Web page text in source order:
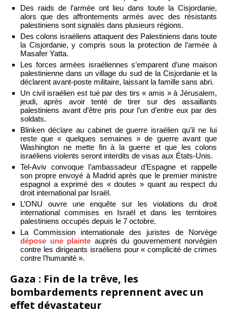
Des raids de l’armée ont lieu dans toute la Cisjordanie,
alors que des affrontements armés avec des résistants
palestiniens sont signalés dans plusieurs régions.
Des colons israéliens attaquent des Palestiniens dans toute
la Cisjordanie, y compris sous la protection de l’armée à
Masafer Yatta.
Les forces armées israéliennes s’emparent d’une maison
palestinienne dans un village du sud de la Cisjordanie et la
déclarent avant-poste militaire, laissant la famille sans abri.
Un civil israélien est tué par des tirs « amis » à Jérusalem,
jeudi, après avoir tenté de tirer sur des assaillants
palestiniens avant d’être pris pour l’un d’entre eux par des
soldats.
Blinken déclare au cabinet de guerre israélien qu’il ne lui
reste que « quelques semaines » de guerre avant que
Washington ne mette fin à la guerre et que les colons
israéliens violents seront interdits de visas aux États-Unis.
Tel-Aviv convoque l’ambassadeur d’Espagne et rappelle
son propre envoyé à Madrid après que le premier ministre
espagnol a exprimé des « doutes » quant au respect du
droit international par Israël.
L’ONU ouvre une enquête sur les violations du droit
international commises en Israël et dans les territoires
palestiniens occupés depuis le 7 octobre.
La Commission internationale des juristes de Norvège
dépose une plainte auprès du gouvernement norvégien
contre les dirigeants israéliens pour « complicité de crimes
contre l’humanité ».
Gaza : Fin de la trêve, les
bombardements reprennent avec un
effet dévastateur